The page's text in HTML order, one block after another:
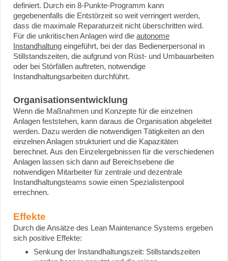
definiert. Durch ein 8-Punkte-Programm kann
gegebenenfalls die Entstörzeit so weit verringert werden,
dass die maximale Reparaturzeit nicht überschritten wird.
Für die unkritischen Anlagen wird die autonome
Instandhaltung eingeführt, bei der das Bedienerpersonal in
Stillstandszeiten, die aufgrund von Rüst- und Umbauarbeiten
oder bei Störfällen auftreten, notwendige
Instandhaltungsarbeiten durchführt.
Organisationsentwicklung
Wenn die Maßnahmen und Konzepte für die einzelnen
Anlagen feststehen, kann daraus die Organisation abgeleitet
werden. Dazu werden die notwendigen Tätigkeiten an den
einzelnen Anlagen strukturiert und die Kapazitäten
berechnet. Aus den Einzelergebnissen für die verschiedenen
Anlagen lassen sich dann auf Bereichsebene die
notwendigen Mitarbeiter für zentrale und dezentrale
Instandhaltungsteams sowie einen Spezialistenpool
errechnen.
Effekte
Durch die Ansätze des Lean Maintenance Systems ergeben
sich positive Effekte:
Senkung der Instandhaltungszeit: Stillstandszeiten